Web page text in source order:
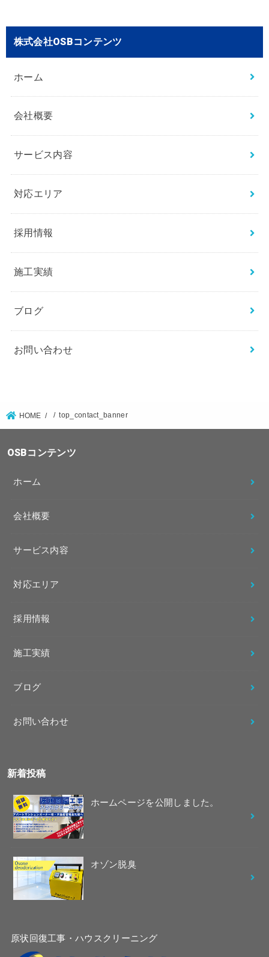
株式会社OSBコンテンツ
ホーム
会社概要
サービス内容
対応エリア
採用情報
施工実績
ブログ
お問い合わせ
HOME top_contact_banner
OSBコンテンツ
ホーム
会社概要
サービス内容
対応エリア
採用情報
施工実績
ブログ
お問い合わせ
新着投稿
ホームページを公開しました。
オゾン脱臭
原状回復工事・ハウスクリーニング